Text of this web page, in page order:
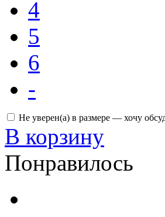
4
5
6
-
Не уверен(а) в размере — хочу
В корзину
Понравилось